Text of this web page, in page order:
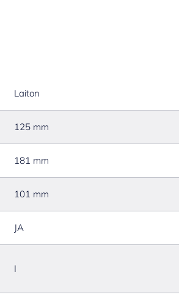
Laiton
125 mm
181 mm
101 mm
JA
I